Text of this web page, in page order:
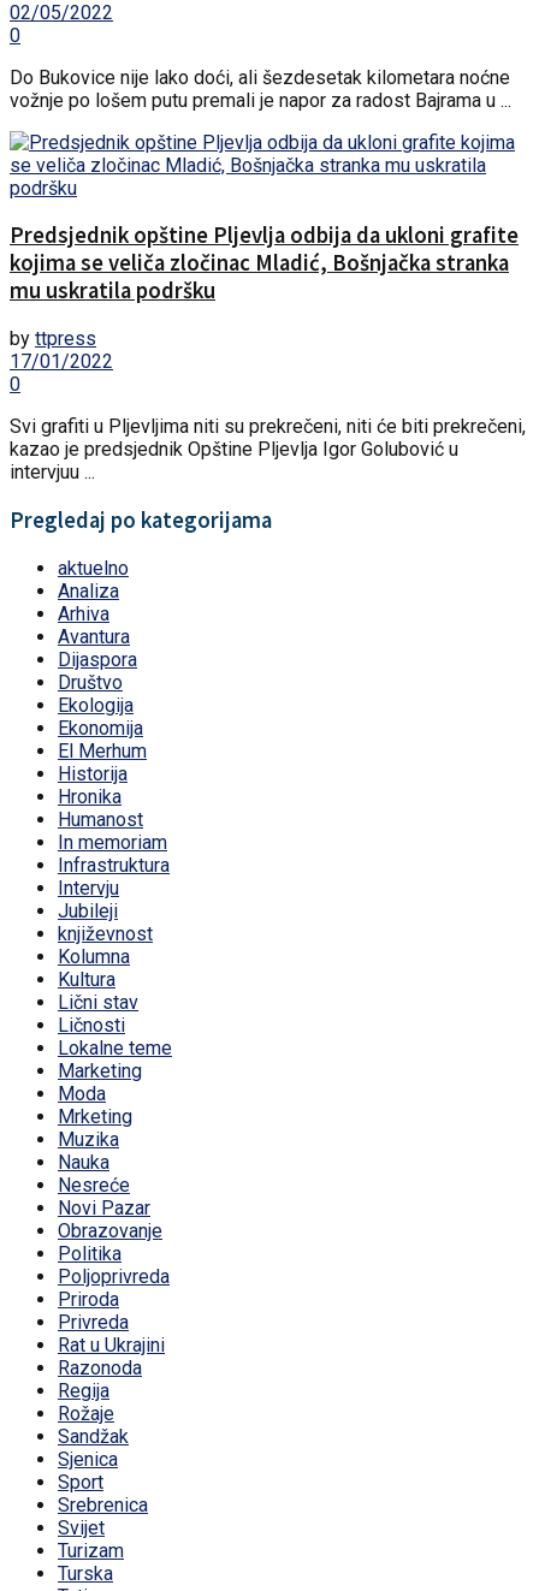
02/05/2022
0
Do Bukovice nije lako doći, ali šezdesetak kilometara noćne
vožnje po lošem putu premali je napor za radost Bajrama u ...
Predsjednik opštine Pljevlja odbija da ukloni grafite
kojima se veliča zločinac Mladić, Bošnjačka stranka
mu uskratila podršku
by ttpress
17/01/2022
0
Svi grafiti u Pljevljima niti su prekrečeni, niti će biti prekrečeni,
kazao je predsjednik Opštine Pljevlja Igor Golubović u
intervjuu ...
Pregledaj po kategorijama
aktuelno
Analiza
Arhiva
Avantura
Dijaspora
Društvo
Ekologija
Ekonomija
El Merhum
Historija
Hronika
Humanost
In memoriam
Infrastruktura
Intervju
Jubileji
književnost
Kolumna
Kultura
Lični stav
Ličnosti
Lokalne teme
Marketing
Moda
Mrketing
Muzika
Nauka
Nesreće
Novi Pazar
Obrazovanje
Politika
Poljoprivreda
Priroda
Privreda
Rat u Ukrajini
Razonoda
Regija
Rožaje
Sandžak
Sjenica
Sport
Srebrenica
Svijet
Turizam
Turska